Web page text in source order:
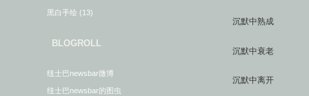
黑白手绘 (13)
BLOGROLL
纽士巴newsbar微博
纽士巴newsbar的图虫
沉默中熟成
沉默中衰老
沉默中离开